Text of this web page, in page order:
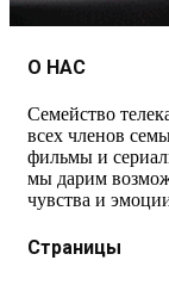
О НАС
Семейство
всех членов
фильмы и
мы дарим
чувства и
Страницы